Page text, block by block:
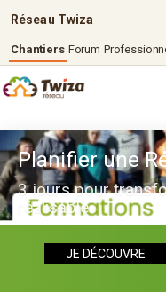
Réseau Twiza
Chantiers Forum
Planifier une
3 jours pour
réalisable
JE DÉCOUVRE